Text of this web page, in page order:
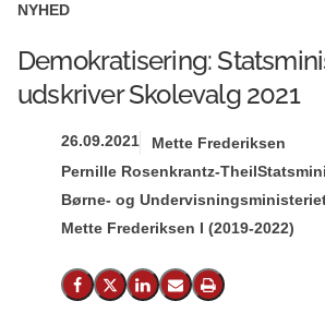
NYHED
Demokratisering:
udskriver Skolevalg 2021
26.09.2021
Mette Frederiksen
Pernille Rosenkrantz-Theil
Børne- og
Mette Frederiksen I (2019-2022)
Del på Facebook
Del på X (Twitter)
Del på LinkedIn
Send email
Print